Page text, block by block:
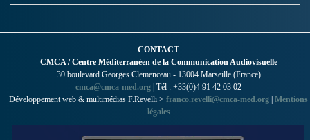
CONTACT
CMCA / Centre Méditerranéen de la Communication Audiovisuelle
30 boulevard Georges Clemenceau - 13004 Marseille (France)
cmca@cmca-med.org | Tél : +33(0)4 91 42 03 02
Développement web & multimédias F.Revelli > franco.revelli@cmca-med.org | Mentions
légales